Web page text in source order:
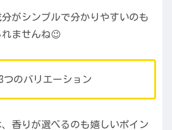
がシンプルで分かりやすいのも
れませんね😉
つのバリエーション
香りが選べるのも嬉しいポイン